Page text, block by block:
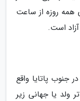
همه روزه از ساعت
جنوب پاتایا واقع
ولد یا جهانی زیر